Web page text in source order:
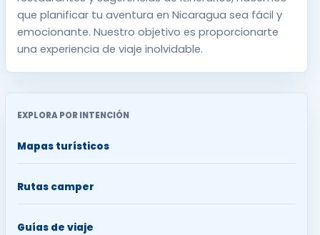
que planificar tu aventura en Nicaragua sea fácil y
emocionante. Nuestro objetivo es proporcionarte
una experiencia de viaje inolvidable.
EXPLORA POR INTENCIÓN
Mapas turísticos
Rutas camper
Guías de viaje